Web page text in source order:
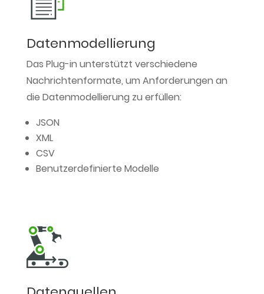
Datenmodellierung
Das Plug-in unterstützt verschiedene
Nachrichtenformate, um Anforderungen an
die Datenmodellierung zu erfüllen:
JSON
XML
CSV
Benutzerdefinierte Modelle